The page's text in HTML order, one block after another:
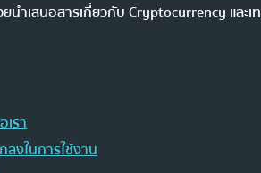
นำเสนอสารเกี่ยวกับ Cryptocurrency และ
รา
งในการใช้งาน